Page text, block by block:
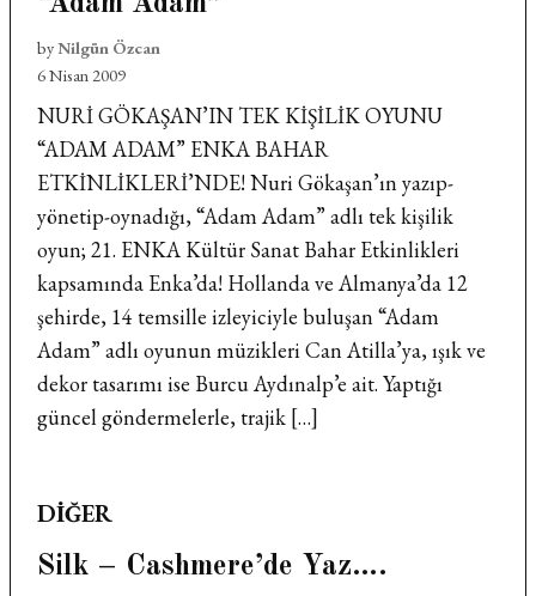
byNilgün Özcan
6 Nisan 2009
NURİ GÖKAŞAN’IN TEK KİŞİLİK OYUNU
“ADAM ADAM” ENKA BAHAR
ETKİNLİKLERİ’NDE! Nuri Gökaşan’ın yazıp-
yönetip-oynadığı, “Adam Adam” adlı tek kişilik
oyun; 21. ENKA Kültür Sanat Bahar Etkinlikleri
kapsamında Enka’da! Hollanda ve Almanya’da 12
şehirde, 14 temsille izleyiciyle buluşan “Adam
Adam” adlı oyunun müzikleri Can Atilla’ya, ışık ve
dekor tasarımı ise Burcu Aydınalp’e ait. Yaptığı
güncel göndermelerle, trajik […]
POSTED
DIĞER
Silk – Cashmere’de Yaz….